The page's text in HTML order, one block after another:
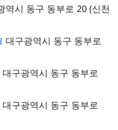
역시 동구 동부로 20 (신천
대구광역시 동구 동부로
대구광역시 동구 동부로
대구광역시 동구 동부로